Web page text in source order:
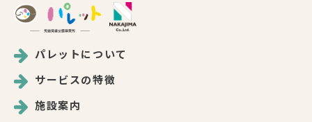
パレットについて
サービスの特徴
施設案内